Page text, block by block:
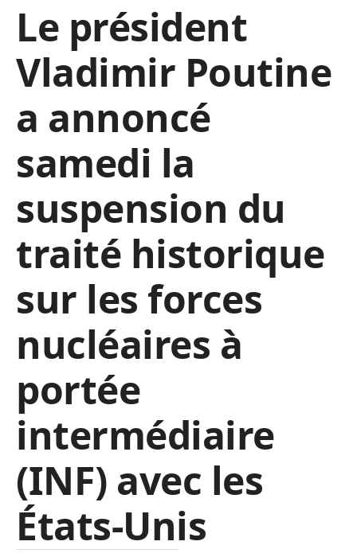
Le président
Vladimir Poutine
a annoncé
samedi la
suspension du
traité historique
sur les forces
nucléaires à
portée
intermédiaire
(INF) avec les
États-Unis